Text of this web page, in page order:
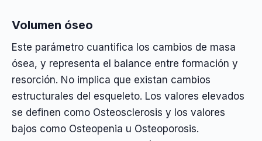
Volumen óseo
Este parámetro cuantifica los cambios de masa
ósea, y representa el balance entre formación y
resorción. No implica que existan cambios
estructurales del esqueleto. Los valores elevados
se definen como Osteosclerosis y los valores
bajos como Osteopenia u Osteoporosis.